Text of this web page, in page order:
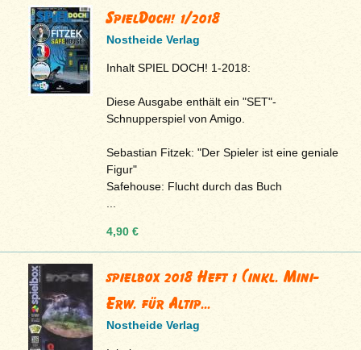
SpielDoch! 1/2018
Nostheide Verlag
Inhalt SPIEL DOCH! 1-2018:
Diese Ausgabe enthält ein "SET"-
Schnupperspiel von Amigo.
Sebastian Fitzek: "Der Spieler ist eine geniale
Figur"
Safehouse: Flucht durch das Buch
4,90 €
spielbox 2018 Heft 1 (inkl. Mini-
Erw. für Altip...
Nostheide Verlag